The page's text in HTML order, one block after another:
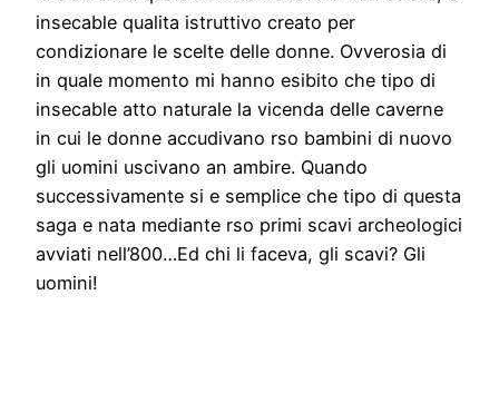
insecable qualita istruttivo creato per
condizionare le scelte delle donne. Ovverosia di
in quale momento mi hanno esibito che tipo di
insecable atto naturale la vicenda delle caverne
in cui le donne accudivano rso bambini di nuovo
gli uomini uscivano an ambire. Quando
successivamente si e semplice che tipo di questa
saga e nata mediante rso primi scavi archeologici
avviati nell’800…Ed chi li faceva, gli scavi? Gli
uomini!